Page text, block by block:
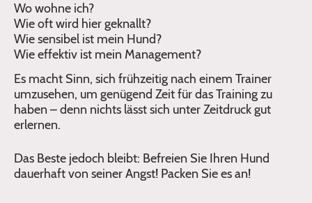
Wo wohne ich?
Wie oft wird hier geknallt?
Wie sensibel ist mein Hund?
Wie effektiv ist mein Management?
Es macht Sinn, sich frühzeitig nach einem Trainer
umzusehen, um genügend Zeit für das Training zu
haben – denn nichts lässt sich unter Zeitdruck gut
erlernen.
Das Beste jedoch bleibt: Befreien Sie Ihren Hund
dauerhaft von seiner Angst! Packen Sie es an!